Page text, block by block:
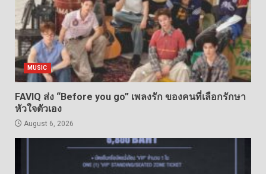
MUSIC
FAVIQ ส่ง “Before you go” เพลงรัก ของคนที่เลือกรักษา
หัวใจตัวเอง
August 6, 2026